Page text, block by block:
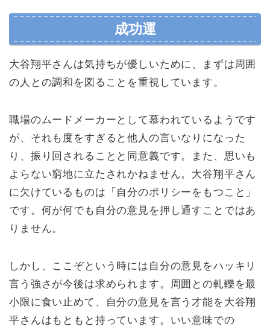
成功運
大谷翔平さんは気持ちが優しいために、まずは周囲
の人との調和を図ることを重視しています。
職場のムードメーカーとして慕われているようです
が、それも度をすぎると他人の言いなりになった
り、振り回されることと同意義です。また、思いも
よらない窮地に立たされかねません。大谷翔平さん
に欠けているものは「自分のポリシーをもつこと」
です。何が何でも自分の意見を押し通すことではあ
りません。
しかし、ここぞという時には自分の意見をハッキリ
言う強さが今後は求められます。周囲との軋轢を最
小限に食い止めて、自分の意見を言う才能を大谷翔
平さんはもともと持っています。いい意味での